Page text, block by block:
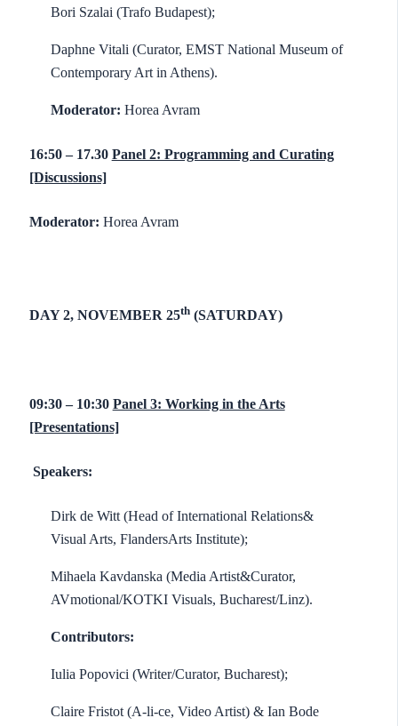
Bori Szalai (Trafo Budapest);
Daphne Vitali (Curator, EMST National Museum of
Contemporary Art in Athens).
Moderator: Horea Avram
16:50 – 17.30 Panel 2: Programming and Curating
[Discussions]
Moderator: Horea Avram
DAY 2, NOVEMBER 25th(SATURDAY)
09:30 – 10:30 Panel 3: Working in the Arts
[Presentations]
Speakers:
Dirk de Witt (Head of International Relations&
Visual Arts, FlandersArts Institute);
Mihaela Kavdanska (Media Artist&Curator,
AVmotional/KOTKI Visuals, Bucharest/Linz).
Contributors:
Iulia Popovici (Writer/Curator, Bucharest);
Claire Fristot (A-li-ce, Video Artist) & Ian Bode